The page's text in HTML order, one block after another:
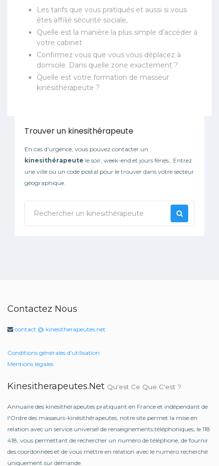
Les tarifs que vous pratiqués et aussi si vous
êtes affilié sécurité sociale,
Quelle est la manière la plus simple d’accéder à
votre cabinet
Confirmez vous que vous vous déplacez à
domicile. Dans quelle zone exactement ?
Quelle est votre formation de masseur
kinésithérapeute ?
Trouver un kinesithérapeute
En cas d'urgence, vous pouvez contacter un
kinesithérapeute le soir, week-end et jours fériés,. Entrez
une ville ou un code postal pour le trouver dans votre secteur
géographique.
Contactez Nous
contact @ kinesitherapeutes.net
Conditions générales d'utilisation
Mentions légales
Kinesitherapeutes.net Qu'est Ce Que C'est ?
Annuaire des kinésithérapeutes pratiquant en France et indépendant de
l'Ordre des masseurs-kinésithérapeutes, notre site permet la mise en
relation avec un service universel de renseignements téléphoniques, le 118
418, vous permettant de rechercher un numéro de téléphone, de fournir
des coordonnées et de vous mettre en relation avec le numéro recherché
uniquement sur demande.